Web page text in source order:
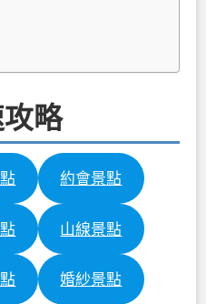
略
約會景點
山線景點
婚紗景點